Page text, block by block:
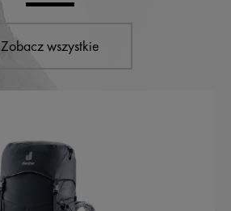
Zobacz wszystkie